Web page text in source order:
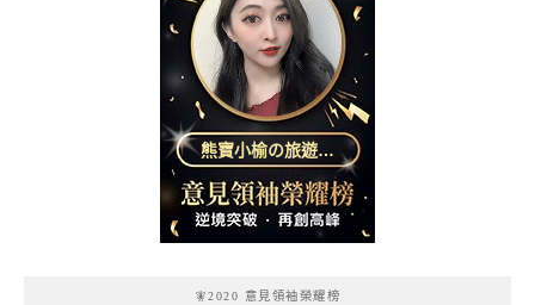
熊寶小榆の旅遊日
記
🧚2020 意見領袖榮耀榜